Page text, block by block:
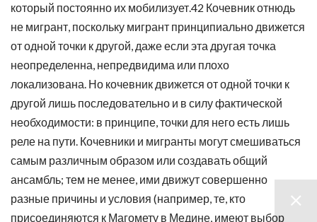
который постоянно их мобилизует.42 Кочевник отнюдь
не мигрант, поскольку мигрант принципиально движется
от одной точки к другой, даже если эта другая точка
неопределенна, непредвидима или плохо
локализована. Но кочевник движется от одной точки к
другой лишь последовательно и в силу фактической
необходимости: в принципе, точки для него есть лишь
реле на пути. Кочевники и мигранты могут смешиваться
самым различным образом или создавать общий
ансамбль; тем не менее, ими движут совершенно
разные причины и условия (например, те, кто
присоединяются к Магомету в Медине, имеют выбор